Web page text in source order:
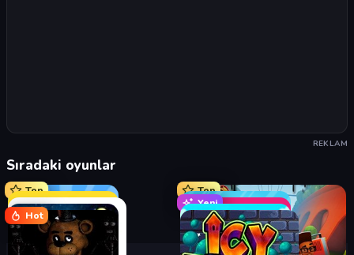
REKLAM
Sıradaki oyunlar
Top
Top
Yeni
Hot